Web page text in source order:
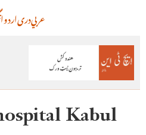
اردودریعربي
Kabul